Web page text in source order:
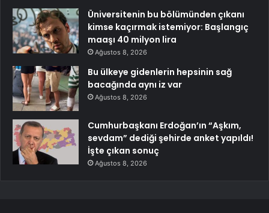
Üniversitenin bu bölümünden çıkanı
kimse kaçırmak istemiyor: Başlangıç
maaşı 40 milyon lira
Ağustos 8, 2026
Bu ülkeye gidenlerin hepsinin sağ
bacağında aynı iz var
Ağustos 8, 2026
Cumhurbaşkanı Erdoğan’ın “Aşkım,
sevdam” dediği şehirde anket yapıldı!
İşte çıkan sonuç
Ağustos 8, 2026